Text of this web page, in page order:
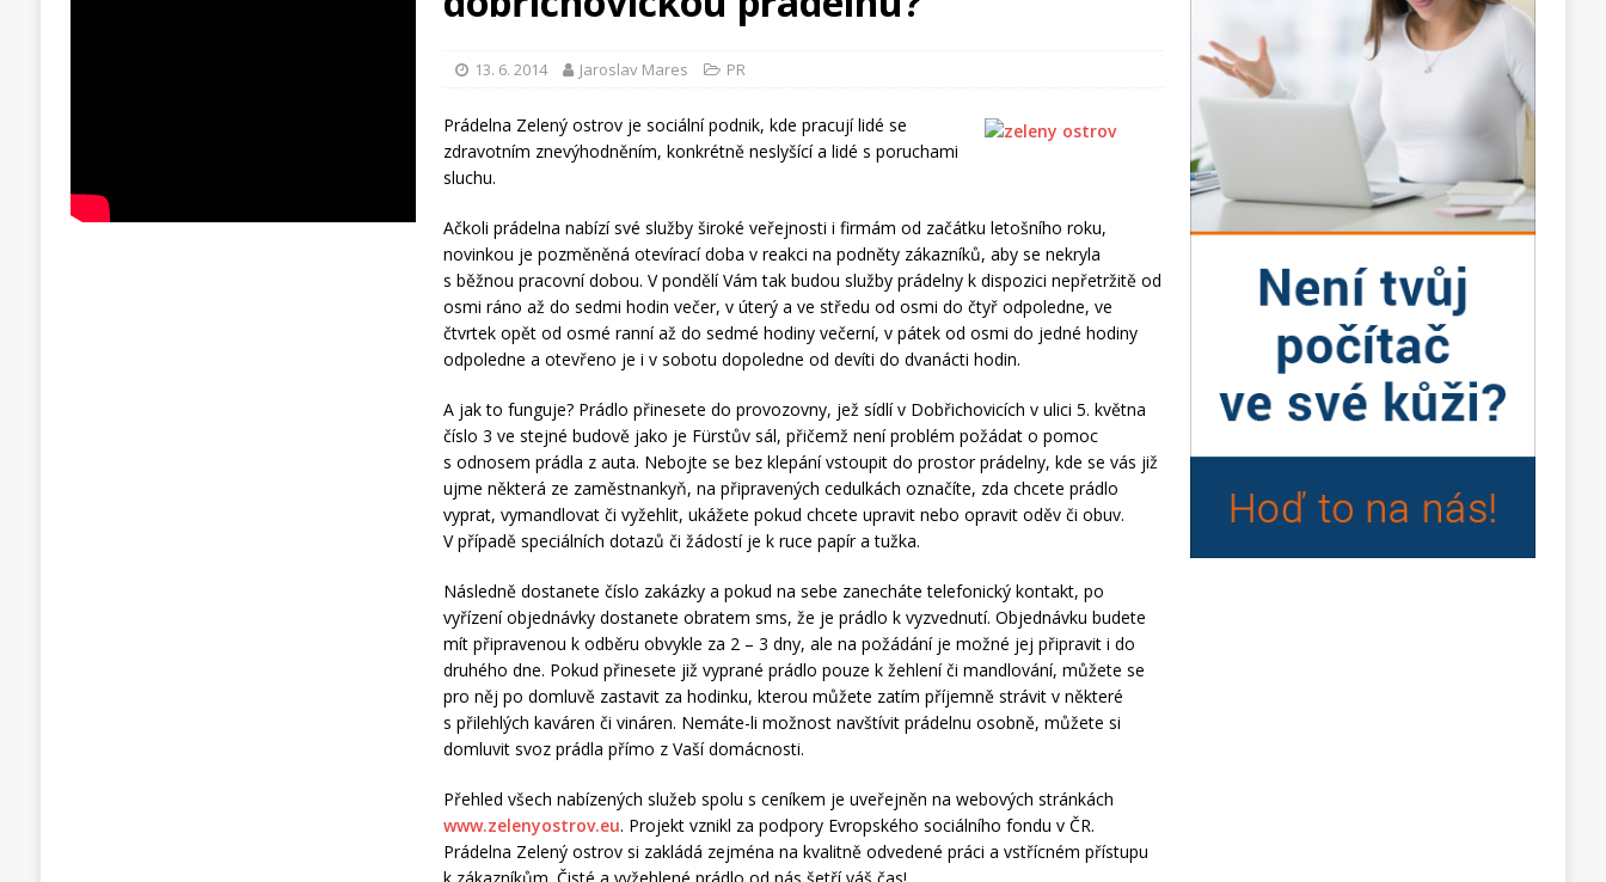
13. 6. 2014 Jaroslav Mares PR
Prádelna Zelený ostrov je sociální podnik, kde pracují lidé se
zdravotním znevýhodněním, konkrétně neslyšící a lidé s poruchami
sluchu.
Ačkoli prádelna nabízí své služby široké veřejnosti i firmám od začátku letošního roku,
novinkou je pozměněná otevírací doba v reakci na podněty zákazníků, aby se nekryla
s běžnou pracovní dobou. V pondělí Vám tak budou služby prádelny k dispozici nepřetržitě od
osmi ráno až do sedmi hodin večer, v úterý a ve středu od osmi do čtyř odpoledne, ve
čtvrtek opět od osmé ranní až do sedmé hodiny večerní, v pátek od osmi do jedné hodiny
odpoledne a otevřeno je i v sobotu dopoledne od devíti do dvanácti hodin.
A jak to funguje? Prádlo přinesete do provozovny, jež sídlí v Dobřichovicích v ulici 5. května
číslo 3 ve stejné budově jako je Fürstův sál, přičemž není problém požádat o pomoc
s odnosem prádla z auta. Nebojte se bez klepání vstoupit do prostor prádelny, kde se vás již
ujme některá ze zaměstnankyň, na připravených cedulkách označíte, zda chcete prádlo
vyprat, vymandlovat či vyžehlit, ukážete pokud chcete upravit nebo opravit oděv či obuv.
V případě speciálních dotazů či žádostí je k ruce papír a tužka.
Následně dostanete číslo zakázky a pokud na sebe zanecháte telefonický kontakt, po
vyřízení objednávky dostanete obratem sms, že je prádlo k vyzvednutí. Objednávku budete
mít připravenou k odběru obvykle za 2 – 3 dny, ale na požádání je možné jej připravit i do
druhého dne. Pokud přinesete již vyprané prádlo pouze k žehlení či mandlování, můžete se
pro něj po domluvě zastavit za hodinku, kterou můžete zatím příjemně strávit v některé
s přilehlých kaváren či vináren. Nemáte-li možnost navštívit prádelnu osobně, můžete si
domluvit svoz prádla přímo z Vaší domácnosti.
Přehled všech nabízených služeb spolu s ceníkem je uveřejněn na webových stránkách
www.zelenyostrov.eu. Projekt vznikl za podpory Evropského sociálního fondu v ČR.
Prádelna Zelený ostrov si zakládá zejména na kvalitně odvedené práci a vstřícném přístupu